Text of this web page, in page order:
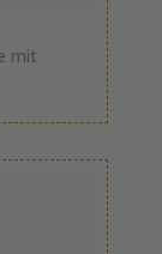
mit